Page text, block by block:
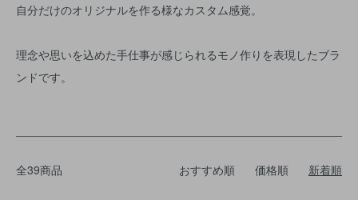
自分だけのオリジナルを作る様なカスタム感覚。
理念や思いを込めた手仕事が感じられるモノ作りを表現したブラ
ンドです。
全39商品 おすすめ順 価格順 新着順